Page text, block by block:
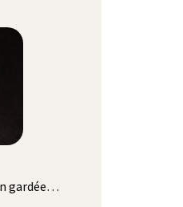
gardée…